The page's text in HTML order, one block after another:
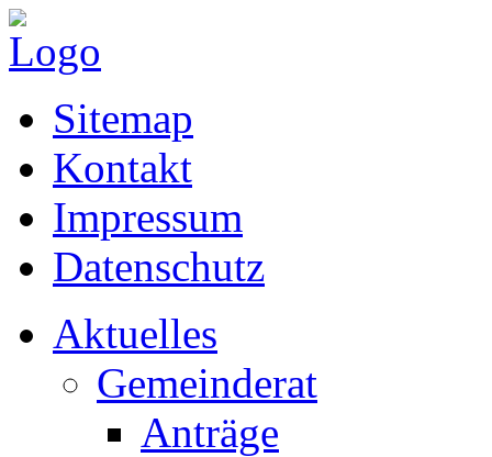
Sitemap
Kontakt
Impressum
Datenschutz
Aktuelles
Gemeinderat
Anträge